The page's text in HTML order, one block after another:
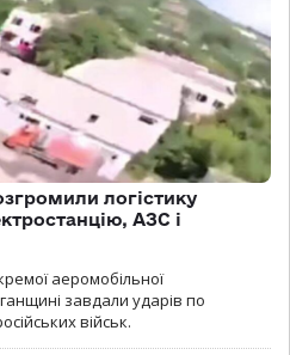
логістику
АЗС і
аеромобільної
завдали ударів по
військ.